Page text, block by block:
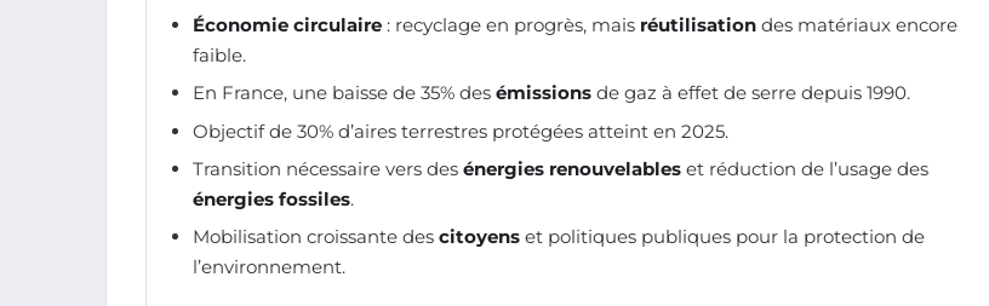
Économie circulaire : recyclage en progrès, mais réutilisation des matériaux encore
faible.
En France, une baisse de 35% des émissions de gaz à effet de serre depuis 1990.
Objectif de 30% d’aires terrestres protégées atteint en 2025.
Transition nécessaire vers des énergies renouvelables et réduction de l’usage des
énergies fossiles.
Mobilisation croissante des citoyens et politiques publiques pour la protection de
l’environnement.